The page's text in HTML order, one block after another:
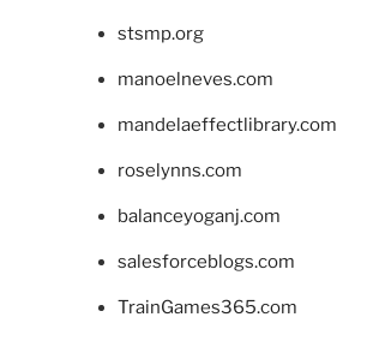
stsmp.org
manoelneves.com
mandelaeffectlibrary.com
roselynns.com
balanceyoganj.com
salesforceblogs.com
TrainGames365.com